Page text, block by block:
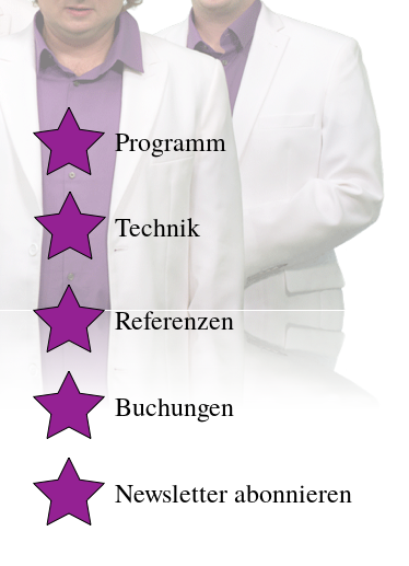
Buchungen
Referenzen
Technik
Programm
Newsletter abonnieren